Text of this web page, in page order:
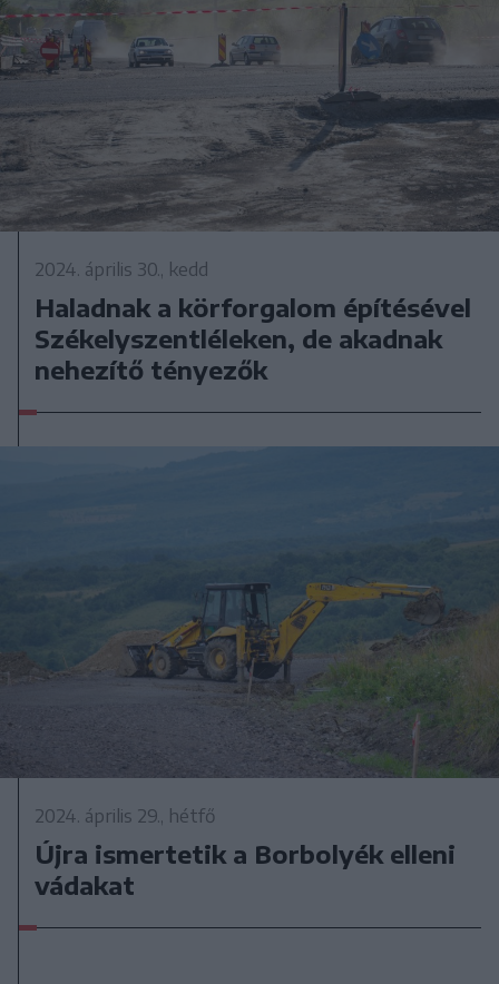
2024. április 30., kedd
Haladnak a körforgalom építésével
Székelyszentléleken, de akadnak
nehezítő tényezők
2024. április 29., hétfő
Újra ismertetik a Borbolyék elleni
vádakat